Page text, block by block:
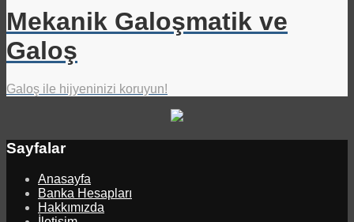
Mekanik Galoşmatik ve
Galoş
Galoş ile hijyeninizi koruyun!
Sayfalar
Anasayfa
Banka Hesapları
Hakkımızda